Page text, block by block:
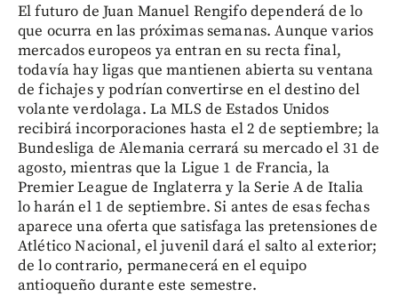
El futuro de Juan Manuel Rengifo dependerá de lo
que ocurra en las próximas semanas. Aunque varios
mercados europeos ya entran en su recta final,
todavía hay ligas que mantienen abierta su ventana
de fichajes y podrían convertirse en el destino del
volante verdolaga. La MLS de Estados Unidos
recibirá incorporaciones hasta el 2 de septiembre; la
Bundesliga de Alemania cerrará su mercado el 31 de
agosto, mientras que la Ligue 1 de Francia, la
Premier League de Inglaterra y la Serie A de Italia
lo harán el 1 de septiembre. Si antes de esas fechas
aparece una oferta que satisfaga las pretensiones de
Atlético Nacional, el juvenil dará el salto al exterior;
de lo contrario, permanecerá en el equipo
antioqueño durante este semestre.